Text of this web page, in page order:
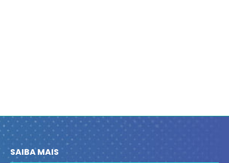
SAIBA MAIS